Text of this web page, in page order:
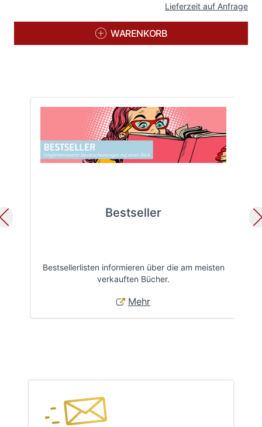
Lieferzeit auf Anfrage
WARENKORB
Bestseller
Bestsellerlisten informieren über die am meisten
verkauften Bücher.
Mehr